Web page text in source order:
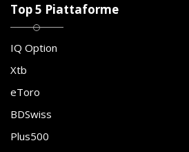
Top 5 Piattaforme
IQ Option
Xtb
eToro
BDSwiss
Plus500